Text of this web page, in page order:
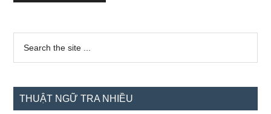
Sidebar
chính
...
THUẬT NGỮ TRA NHIỀU